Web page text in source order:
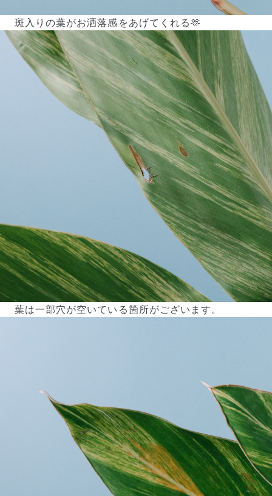
斑入りの葉がお洒落感をあげてくれる🫶
葉は一部穴が空いている箇所がございます。